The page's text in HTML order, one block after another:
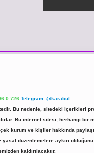
0 726 Telegram: @karabul
Bu nedenle, sitedeki içerikleri
Bu internet sitesi, herhangi bir
kurum ve kişiler hakkında
düzenlemelere aykırı
kaldırılacaktır.